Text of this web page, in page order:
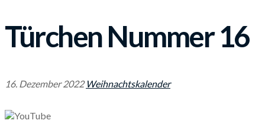
Türchen Nummer 16
16. Dezember 2022 Weihnachtskalender